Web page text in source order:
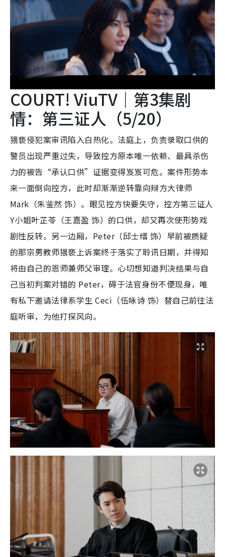
COURT! ViuTV｜第3集剧
情：第三证人（5/20）
猥亵侵犯案审讯陷入白热化。法庭上，负责录取口供的
警员出现严重过失，导致控方原本唯一依赖、最具杀伤
力的被告“承认口供”证据变得岌岌可危。案件形势本
来一面倒向控方，此时却渐渐逆转靠向辩方大律师
Mark（朱鉴然 饰）。眼见控方快要失守，控方第三证人
Y小姐叶芷苓（王嘉盈 饰）的口供，却又再次使形势戏
剧性反转。另一边厢，Peter（邱士缙 饰）早前被质疑
的那宗男教师猥亵上诉案终于落实了聆讯日期，并得知
将由自己的恩师兼师父审理。心切想知道判决结果与自
己当初判案对错的 Peter，碍于法官身份不便现身，唯
有私下邀请法律系学生 Ceci（伍咏诗 饰）替自己前往法
庭听审，为他打探风向。